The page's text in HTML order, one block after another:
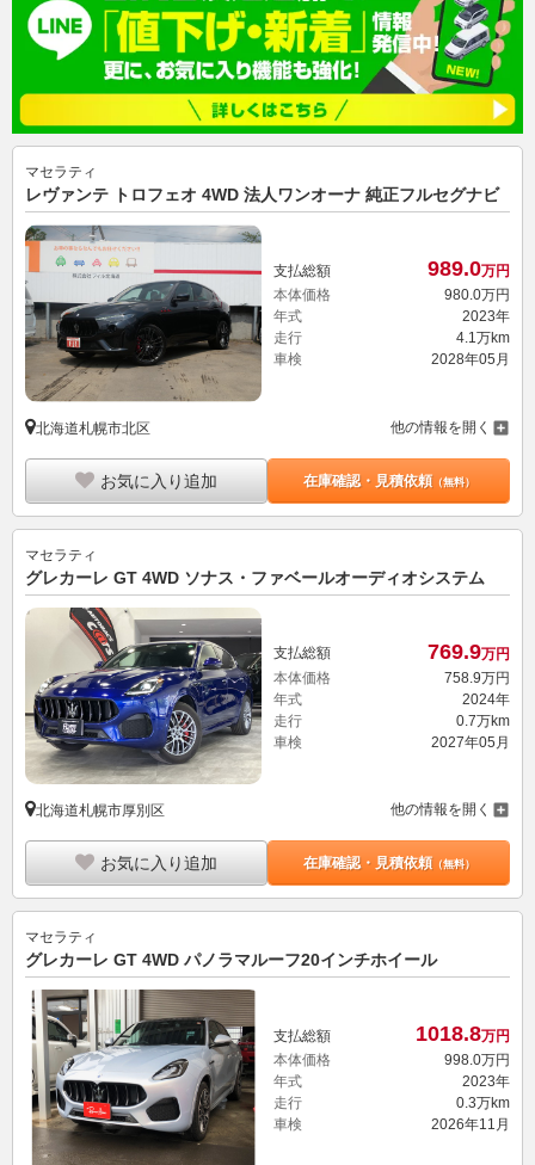
マセラティ
レヴァンテ トロフェオ 4WD 法人ワンオーナ 純正フルセグナビ
支払総額 989.0万円
本体価格
980.0万円
年式
2023年
走行
4.1万km
車検
2028年05月
北海道札幌市北区 他の情報を開く
お気に入り追加 在庫確認・見積依頼（無料）
マセラティ
グレカーレ GT 4WD ソナス・ファベールオーディオシステム
支払総額 769.9万円
本体価格
758. 9万円
年式
2024年
走行
0.7万km
車検
2027年05月
北海道札幌市厚別区 他の情報を開く
お気に入り追加 在庫確認・見積依頼（無料）
マセラティ
グレカーレ GT 4WD パノラマルーフ20インチホイール
支払総額 1018.8万円
本体価格
998.0万円
年式
2023年
走行
0.3万km
車検
2026年11月